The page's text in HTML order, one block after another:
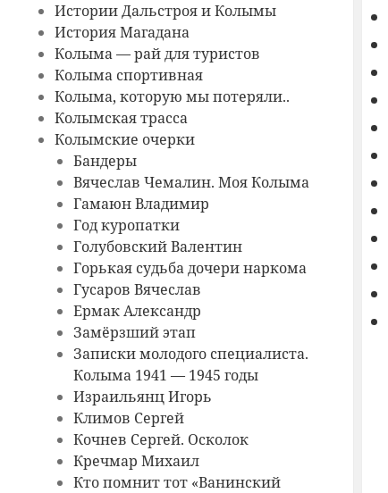
Истории Дальстроя и Колымы
История Магадана
Колыма — рай для туристов
Колыма спортивная
Колыма, которую мы потеряли..
Колымская трасса
Колымские очерки
Бандеры
Вячеслав Чемалин. Моя Колыма
Гамаюн Владимир
Год куропатки
Голубовский Валентин
Горькая судьба дочери наркома
Гусаров Вячеслав
Ермак Александр
Замёрзший этап
Записки молодого специалиста.
Колыма 1941 — 1945 годы
Израильянц Игорь
Климов Сергей
Кочнев Сергей. Осколок
Кречмар Михаил
Кто помнит тот «Ванинский